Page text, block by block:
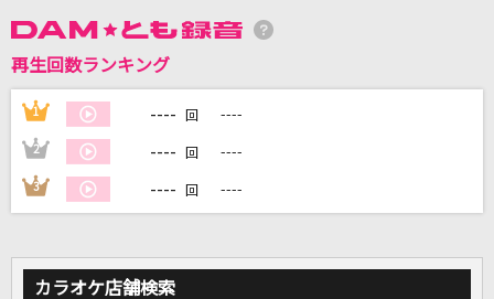
DAMに会員登録・ログインして
カラオケをもっと楽しもう！
再生回数ランキング
1 ---- 回 ----
2 ---- 回 ----
3 ---- 回 ----
カラオケ店舗検索